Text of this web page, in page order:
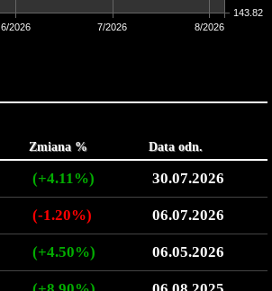
6/2026 7/2026 8/2026
143.82
Zmiana % Data odn.
(+4.11%) 30.07.2026
(-1.20%) 06.07.2026
(+4.50%) 06.05.2026